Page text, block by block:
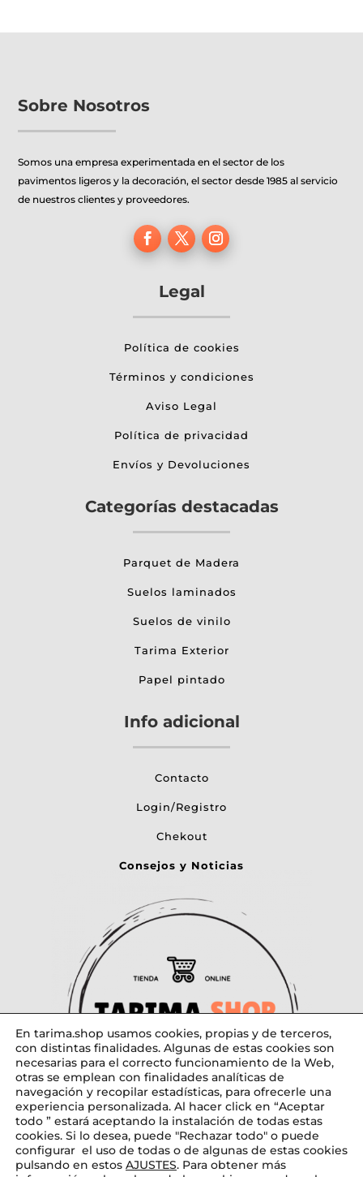
pueden
la
página
de
la
página
de
producto
Sobre Nosotros
Somos una empresa experimentada en el sector de los
pavimentos ligeros y la decoración, el sector desde 1985 al servicio
de nuestros clientes y proveedores.
Legal
Política de cookies
Términos y condiciones
Aviso Legal
Política de privacidad
Envíos y Devoluciones
Categorías destacadas
Parquet de Madera
Suelos laminados
Suelos de vinilo
Tarima Exterior
Papel pintado
Info adicional
Contacto
Login/Registro
Chekout
Consejos y Noticias
En tarima.shop usamos cookies, propias y de terceros,
con distintas finalidades. Algunas de estas cookies son
necesarias para el correcto funcionamiento de la Web,
otras se emplean con finalidades analíticas de
navegación y recopilar estadísticas, para ofrecerle una
experiencia personalizada. Al hacer click en “Aceptar
todo ” estará aceptando la instalación de todas estas
cookies. Si lo desea, puede "Rechazar todo" o puede
configurar el uso de todas o de algunas de estas cookies
pulsando en estos AJUSTES. Para obtener más